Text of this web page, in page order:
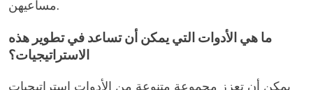
مساعيهن.
ما هي الأدوات التي يمكن أن تساعد في تطوير هذه
الاستراتيجيات؟
يمكن أن تعزز مجموعة متنوعة من الأدوات استراتيجيات